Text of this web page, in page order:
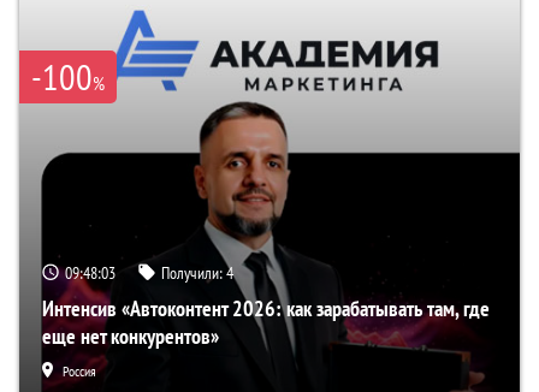
-100%
09:48:02 Получили:4
Интенсив «Автоконтент 2026: как зарабатывать там, где
еще нет конкурентов»
Россия